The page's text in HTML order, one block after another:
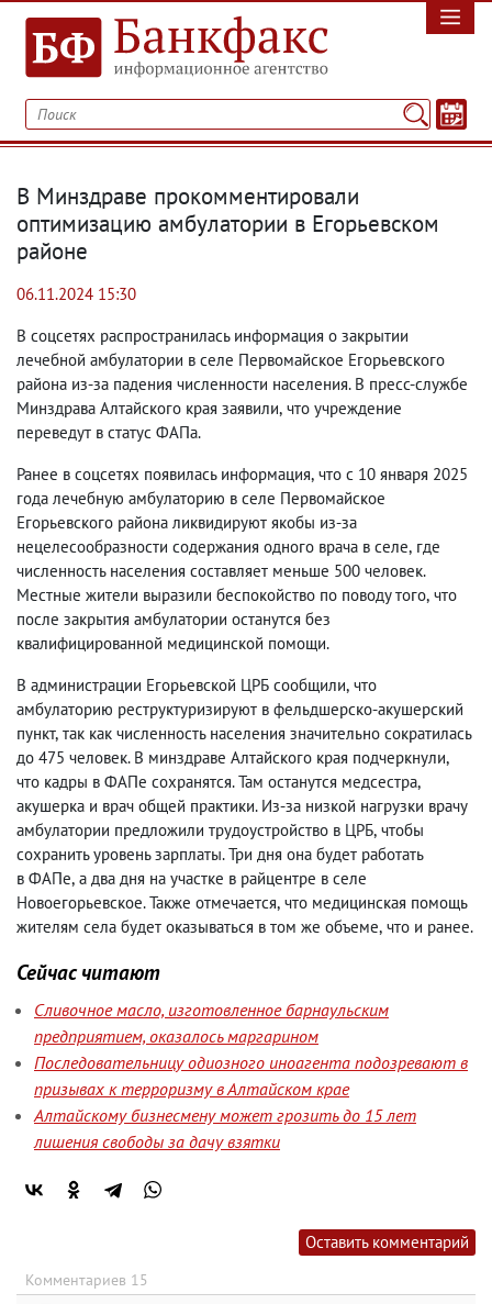
В Минздраве прокомментировали
оптимизацию амбулатории в Егорьевском
районе
06.11.2024 15:30
В соцсетях распространилась информация о закрытии
лечебной амбулатории в селе Первомайское Егорьевского
района из-за падения численности населения. В пресс-службе
Минздрава Алтайского края заявили, что учреждение
переведут в статус ФАПа.
Ранее в соцсетях появилась информация, что с 10 января 2025
года лечебную амбулаторию в селе Первомайское
Егорьевского района ликвидируют якобы из-за
нецелесообразности содержания одного врача в селе, где
численность населения составляет меньше 500 человек.
Местные жители выразили беспокойство по поводу того, что
после закрытия амбулатории останутся без
квалифицированной медицинской помощи.
В администрации Егорьевской ЦРБ сообщили, что
амбулаторию реструктуризируют в фельдшерско-акушерский
пункт, так как численность населения значительно сократилась
до 475 человек. В минздраве Алтайского края подчеркнули,
что кадры в ФАПе сохранятся. Там останутся медсестра,
акушерка и врач общей практики. Из-за низкой нагрузки врачу
амбулатории предложили трудоустройство в ЦРБ, чтобы
сохранить уровень зарплаты. Три дня она будет работать
в ФАПе, а два дня на участке в райцентре в селе
Новоегорьевское. Также отмечается, что медицинская помощь
жителям села будет оказываться в том же объеме, что и ранее.
Сейчас читают
Сливочное масло, изготовленное барнаульским
предприятием, оказалось маргарином
Последовательницу одиозного иноагента подозревают в
призывах к терроризму в Алтайском крае
Алтайскому бизнесмену может грозить до 15 лет
лишения свободы за дачу взятки
Оставить комментарий
Комментариев 15